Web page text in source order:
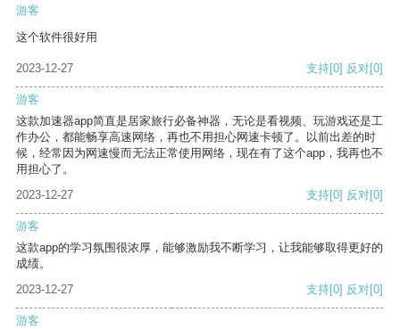
游客
这个软件很好用
2023-12-27 支持[0] 反对[0]
游客
这款加速器app简直是居家旅行必备神器，无论是看视频、玩游戏还是工
作办公，都能畅享高速网络，再也不用担心网速卡顿了。以前出差的时
候，经常因为网速慢而无法正常使用网络，现在有了这个app，我再也不
用担心了。
2023-12-27
支持[0] 反对[0]
游客
这款app的学习氛围很浓厚，能够激励我不断学习，让我能够取得更好的
成绩。
2023-12-27
支持[0] 反对[0]
游客